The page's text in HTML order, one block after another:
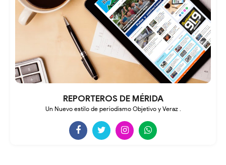
REPORTEROS DE MÉRIDA
Un Nuevo estilo de periodismo Objetivo y Veraz .